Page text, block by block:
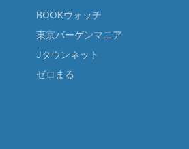
BOOKウォッチ
東京バーゲンマニア
Jタウンネット
ゼロまる